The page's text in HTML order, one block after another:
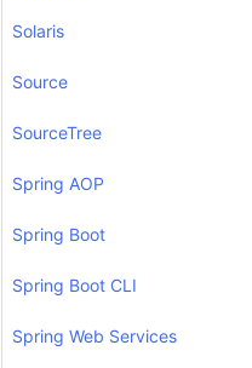
Solaris
Source
SourceTree
Spring AOP
Spring Boot
Spring Boot CLI
Spring Web Services